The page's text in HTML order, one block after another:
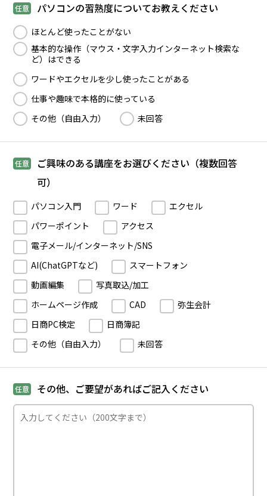
任意 パソコンの習熟度についてお教えください
ほとんど使ったことがない
基本的な操作（マウス・文字入力インターネット検索な
ど）はできる
ワードやエクセルを少し使ったことがある
仕事や趣味で本格的に使っている
その他（自由入力）
未回答
任意
ご興味のある講座をお選びください（複数回答
可）
パソコン入門 ワード
エクセル
パワーポイント
アクセス
電子メール/インターネット/SNS
AI(ChatGPTなど)
スマートフォン
動画編集
写真取込/加工
ホームページ作成
CAD
弥生会計
日商PC検定
日商簿記
その他（自由入力）
未回答
その他、ご要望があればご記入ください
任意